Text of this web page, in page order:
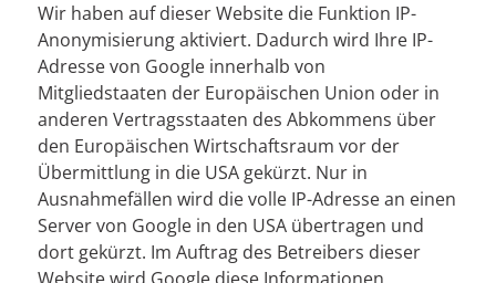
Wir haben auf dieser Website die Funktion IP-
Anonymisierung aktiviert. Dadurch wird Ihre IP-
Adresse von Google innerhalb von
Mitgliedstaaten der Europäischen Union oder in
anderen Vertragsstaaten des Abkommens über
den Europäischen Wirtschaftsraum vor der
Übermittlung in die USA gekürzt. Nur in
Ausnahmefällen wird die volle IP-Adresse an einen
Server von Google in den USA übertragen und
dort gekürzt. Im Auftrag des Betreibers dieser